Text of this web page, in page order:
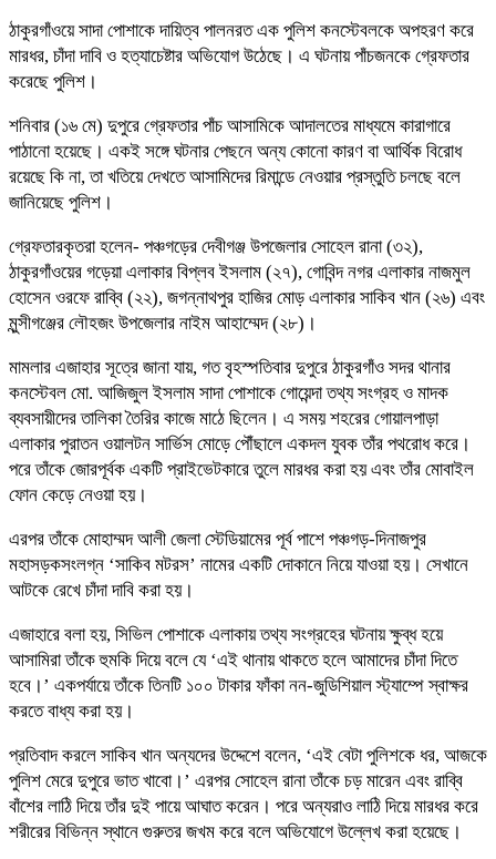
ঠাকুরগাঁওয়ে সাদা পোশাকে দায়িত্ব পালনরত এক পুলিশ কনস্টেবলকে অপহরণ করে
মারধর, চাঁদা দাবি ও হত্যাচেষ্টার অভিযোগ উঠেছে। এ ঘটনায় পাঁচজনকে গ্রেফতার
করেছে পুলিশ।
শনিবার (১৬ মে) দুপুরে গ্রেফতার পাঁচ আসামিকে আদালতের মাধ্যমে কারাগারে
পাঠানো হয়েছে। একই সঙ্গে ঘটনার পেছনে অন্য কোনো কারণ বা আর্থিক বিরোধ
রয়েছে কি না, তা খতিয়ে দেখতে আসামিদের রিমান্ডে নেওয়ার প্রস্তুতি চলছে বলে
জানিয়েছে পুলিশ।
গ্রেফতারকৃতরা হলেন- পঞ্চগড়ের দেবীগঞ্জ উপজেলার সোহেল রানা (৩২),
ঠাকুরগাঁওয়ের গড়েয়া এলাকার বিপ্লব ইসলাম (২৭), গোবিন্দ নগর এলাকার নাজমুল
হোসেন ওরফে রাব্বি (২২), জগন্নাথপুর হাজির মোড় এলাকার সাকিব খান (২৬) এবং
মুন্সীগঞ্জের লৌহজং উপজেলার নাইম আহাম্মেদ (২৮)।
মামলার এজাহার সূত্রে জানা যায়, গত বৃহস্পতিবার দুপুরে ঠাকুরগাঁও সদর থানার
কনস্টেবল মো. আজিজুল ইসলাম সাদা পোশাকে গোয়েন্দা তথ্য সংগ্রহ ও মাদক
ব্যবসায়ীদের তালিকা তৈরির কাজে মাঠে ছিলেন। এ সময় শহরের গোয়ালপাড়া
এলাকার পুরাতন ওয়ালটন সার্ভিস মোড়ে পৌঁছালে একদল যুবক তাঁর পথরোধ করে।
পরে তাঁকে জোরপূর্বক একটি প্রাইভেটকারে তুলে মারধর করা হয় এবং তাঁর মোবাইল
ফোন কেড়ে নেওয়া হয়।
এরপর তাঁকে মোহাম্মদ আলী জেলা স্টেডিয়ামের পূর্ব পাশে পঞ্চগড়-দিনাজপুর
মহাসড়কসংলগ্ন ‘সাকিব মটরস’ নামের একটি দোকানে নিয়ে যাওয়া হয়। সেখানে
আটকে রেখে চাঁদা দাবি করা হয়।
এজাহারে বলা হয়, সিভিল পোশাকে এলাকায় তথ্য সংগ্রহের ঘটনায় ক্ষুব্ধ হয়ে
আসামিরা তাঁকে হুমকি দিয়ে বলে যে ‘এই থানায় থাকতে হলে আমাদের চাঁদা দিতে
হবে।’ একপর্যায়ে তাঁকে তিনটি ১০০ টাকার ফাঁকা নন-জুডিশিয়াল স্ট্যাম্পে স্বাক্ষর
করতে বাধ্য করা হয়।
প্রতিবাদ করলে সাকিব খান অন্যদের উদ্দেশে বলেন, ‘এই বেটা পুলিশকে ধর, আজকে
পুলিশ মেরে দুপুরে ভাত খাবো।’ এরপর সোহেল রানা তাঁকে চড় মারেন এবং রাব্বি
বাঁশের লাঠি দিয়ে তাঁর দুই পায়ে আঘাত করেন। পরে অন্যরাও লাঠি দিয়ে মারধর করে
শরীরের বিভিন্ন স্থানে গুরুতর জখম করে বলে অভিযোগে উল্লেখ করা হয়েছে।